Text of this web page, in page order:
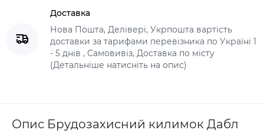
Доставка
Нова Пошта, Делівері, Укрпошта вартість
доставки за тарифами перевізника по Україні 1
- 5 днів , Самовивіз, Доставка по місту
(Детальніше натисніть на опис)
Опис Брудозахисний килимок Дабл